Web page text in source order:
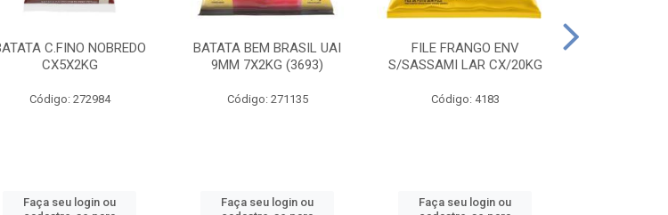
C.FINO NOBREDO
CX5X2KG
Código: 272984
Faça seu login ou
BATATA BEM BRASIL UAI
9MM 7X2KG (3693)
Código: 271135
Faça seu login ou
FILE FRANGO ENV
S/SASSAMI LAR CX/20KG
Código: 4183
Faça seu login ou